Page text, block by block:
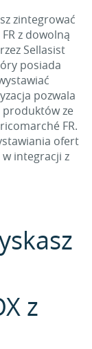
zintegrować
z dowolną
Sellasist
posiada
pozwala
produktów ze
FR.
ofert
integracji z
z